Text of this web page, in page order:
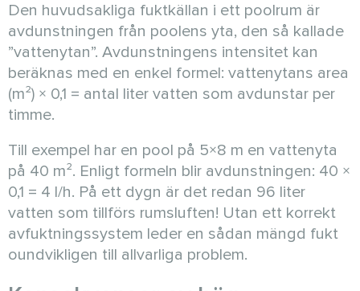
Den huvudsakliga fuktkällan i ett poolrum är
avdunstningen från poolens yta, den så kallade
”vattenytan”. Avdunstningens intensitet kan
beräknas med en enkel formel: vattenytans area
(m²) × 0,1 = antal liter vatten som avdunstar per
timme.
Till exempel har en pool på 5×8 m en vattenyta
på 40 m². Enligt formeln blir avdunstningen: 40 ×
0,1 = 4 l/h. På ett dygn är det redan 96 liter
vatten som tillförs rumsluften! Utan ett korrekt
avfuktningssystem leder en sådan mängd fukt
oundvikligen till allvarliga problem.